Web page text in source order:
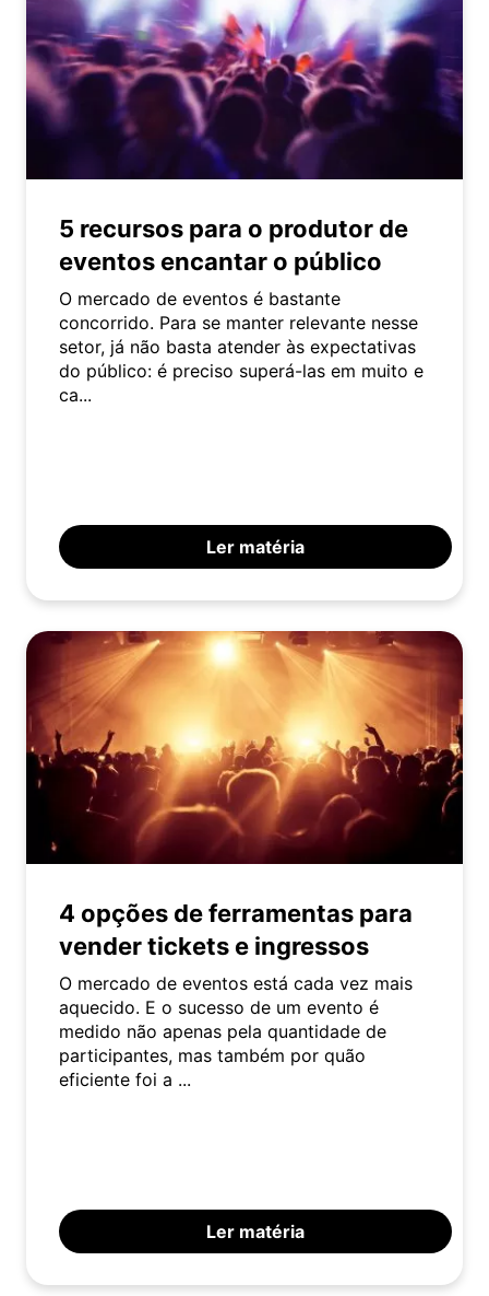
5 recursos para o produtor de
eventos encantar o público
O mercado de eventos é bastante
concorrido. Para se manter relevante nesse
setor, já não basta atender às expectativas
do público: é preciso superá-las em muito e
ca...
Ler matéria
4 opções de ferramentas para
vender tickets e ingressos
O mercado de eventos está cada vez mais
aquecido. E o sucesso de um evento é
medido não apenas pela quantidade de
participantes, mas também por quão
eficiente foi a ...
Ler matéria